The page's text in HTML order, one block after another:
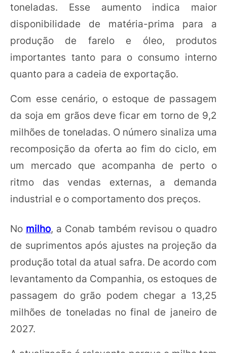
toneladas. Esse aumento indica maior
disponibilidade de matéria-prima para a
produção de farelo e óleo, produtos
importantes tanto para o consumo interno
quanto para a cadeia de exportação.
Com esse cenário, o estoque de passagem
da soja em grãos deve ficar em torno de 9,2
milhões de toneladas. O número sinaliza uma
recomposição da oferta ao fim do ciclo, em
um mercado que acompanha de perto o
ritmo das vendas externas, a demanda
industrial e o comportamento dos preços.
No milho, a Conab também revisou o quadro
de suprimentos após ajustes na projeção da
produção total da atual safra. De acordo com
levantamento da Companhia, os estoques de
passagem do grão podem chegar a 13,25
milhões de toneladas no final de janeiro de
2027.